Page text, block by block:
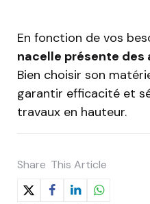
En fonction de vos
nacelle présente des
Bien choisir son
garantir efficacité et
travaux en hauteur.
Share This Article